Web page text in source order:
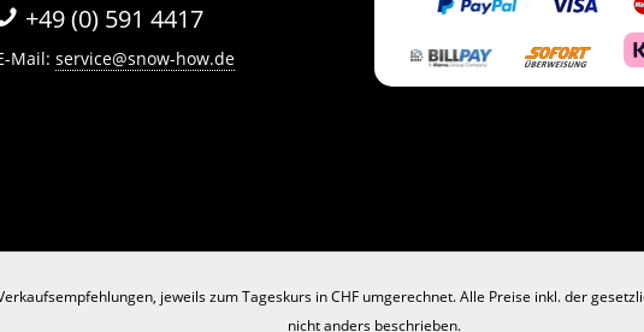
+49 (0) 591 4417
Mail: service@snow-how.de
jeweils zum Tageskurs in CHF umgerechnet. Alle Preise inkl. der
nicht anders beschrieben.